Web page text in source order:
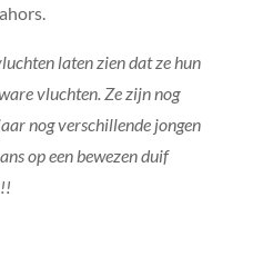
laten zien dat ze hun
vluchten. Ze zijn nog
nog verschillende jongen
op een bewezen duif